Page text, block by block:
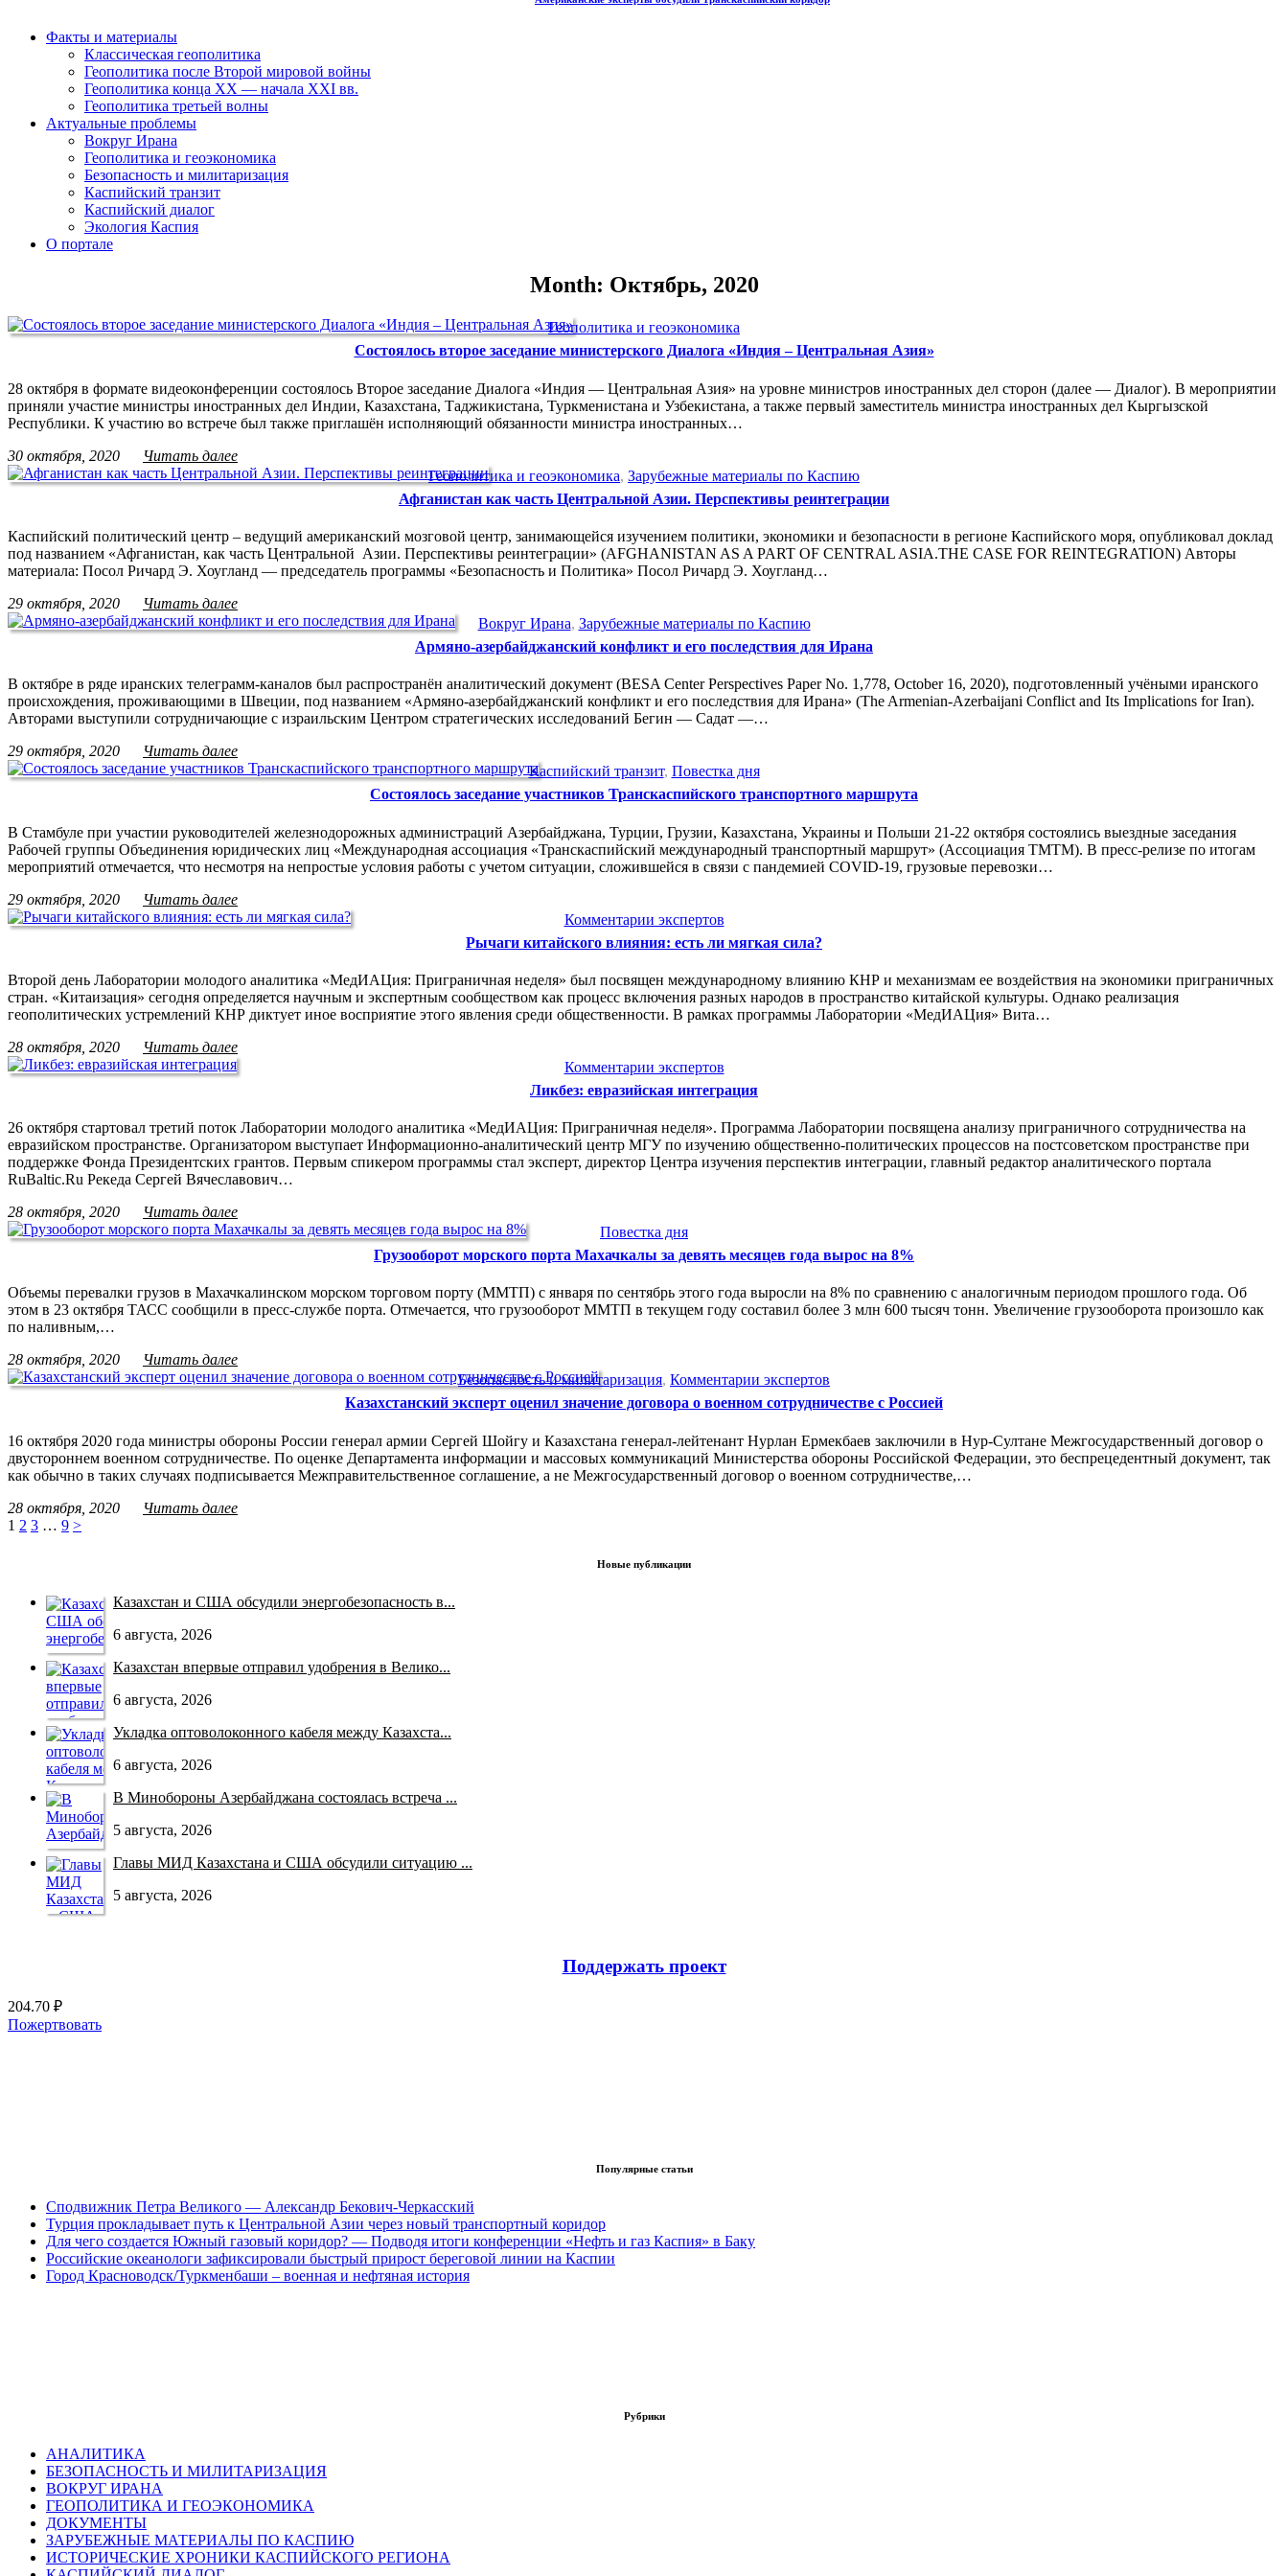
Факты и материалы
Классическая геополитика
Геополитика после Второй мировой войны
Геополитика конца XX — начала XXI вв.
Геополитика третьей волны
Актуальные проблемы
Вокруг Ирана
Геополитика и геоэкономика
Безопасность и милитаризация
Каспийский транзит
Каспийский диалог
Экология Каспия
О портале
Month: Октябрь, 2020
Геополитика и геоэкономика
Состоялось второе заседание министерского Диалога «Индия – Центральная Азия»
28 октября в формате видеоконференции состоялось Второе заседание Диалога «Индия — Центральная Азия» на уровне министров иностранных дел сторон (далее — Диалог). В мероприятии
приняли участие министры иностранных дел Индии, Казахстана, Таджикистана, Туркменистана и Узбекистана, а также первый заместитель министра иностранных дел Кыргызской
Республики. К участию во встрече был также приглашён исполняющий обязанности министра иностранных…
30 октября, 2020
Читать далее
Геополитика и геоэкономика, Зарубежные материалы по Каспию
Афганистан как часть Центральной Азии. Перспективы реинтеграции
Каспийский политический центр – ведущий американский мозговой центр, занимающейся изучением политики, экономики и безопасности в регионе Каспийского моря, опубликовал доклад
под названием «Афганистан, как часть Центральной Азии. Перспективы реинтеграции» (AFGHANISTAN AS A PART OF CENTRAL ASIA.THE CASE FOR REINTEGRATION) Авторы
материала: Посол Ричард Э. Хоугланд — председатель программы «Безопасность и Политика» Посол Ричард Э. Хоугланд…
29 октября, 2020
Читать далее
Вокруг Ирана, Зарубежные материалы по Каспию
Армяно-азербайджанский конфликт и его последствия для Ирана
В октябре в ряде иранских телеграмм-каналов был распространён аналитический документ (BESA Center Perspectives Paper No. 1,778, October 16, 2020), подготовленный учёными иранского
происхождения, проживающими в Швеции, под названием «Армяно-азербайджанский конфликт и его последствия для Ирана» (The Armenian-Azerbaijani Conflict and Its Implications for Iran).
Авторами выступили сотрудничающие с израильским Центром стратегических исследований Бегин — Садат —…
29 октября, 2020
Читать далее
Каспийский транзит, Повестка дня
Состоялось заседание участников Транскаспийского транспортного маршрута
В Стамбуле при участии руководителей железнодорожных администраций Азербайджана, Турции, Грузии, Казахстана, Украины и Польши 21-22 октября состоялись выездные заседания
Рабочей группы Объединения юридических лиц «Международная ассоциация «Транскаспийский международный транспортный маршрут» (Ассоциация ТМТМ). В пресс-релизе по итогам
мероприятий отмечается, что несмотря на непростые условия работы с учетом ситуации, сложившейся в связи с пандемией COVID-19, грузовые перевозки…
29 октября, 2020
Читать далее
Комментарии экспертов
Рычаги китайского влияния: есть ли мягкая сила?
Второй день Лаборатории молодого аналитика «МедИАЦия: Приграничная неделя» был посвящен международному влиянию КНР и механизмам ее воздействия на экономики приграничных
стран. «Китаизация» сегодня определяется научным и экспертным сообществом как процесс включения разных народов в пространство китайской культуры. Однако реализация
геополитических устремлений КНР диктует иное восприятие этого явления среди общественности. В рамках программы Лаборатории «МедИАЦия» Вита…
28 октября, 2020
Читать далее
Комментарии экспертов
Ликбез: евразийская интеграция
26 октября стартовал третий поток Лаборатории молодого аналитика «МедИАЦия: Приграничная неделя». Программа Лаборатории посвящена анализу приграничного сотрудничества на
евразийском пространстве. Организатором выступает Информационно-аналитический центр МГУ по изучению общественно-политических процессов на постсоветском пространстве при
поддержке Фонда Президентских грантов. Первым спикером программы стал эксперт, директор Центра изучения перспектив интеграции, главный редактор аналитического портала
RuBaltic.Ru Рекеда Сергей Вячеславович…
28 октября, 2020
Читать далее
Повестка дня
Грузооборот морского порта Махачкалы за девять месяцев года вырос на 8%
Объемы перевалки грузов в Махачкалинском морском торговом порту (ММТП) с января по сентябрь этого года выросли на 8% по сравнению с аналогичным периодом прошлого года. Об
этом в 23 октября ТАСС сообщили в пресс-службе порта. Отмечается, что грузооборот ММТП в текущем году составил более 3 млн 600 тысяч тонн. Увеличение грузооборота произошло как
по наливным,…
28 октября, 2020
Читать далее
Безопасность и милитаризация, Комментарии экспертов
Казахстанский эксперт оценил значение договора о военном сотрудничестве с Россией
16 октября 2020 года министры обороны России генерал армии Сергей Шойгу и Казахстана генерал-лейтенант Нурлан Ермекбаев заключили в Нур-Султане Межгосударственный договор о
двустороннем военном сотрудничестве. По оценке Департамента информации и массовых коммуникаций Министерства обороны Российской Федерации, это беспрецедентный документ, так
как обычно в таких случаях подписывается Межправительственное соглашение, а не Межгосударственный договор о военном сотрудничестве,…
28 октября, 2020
Читать далее
1 2 3 … 9 >
Новые публикации
Казахстан и США обсудили энергобезопасность в...
6 августа, 2026
Казахстан впервые отправил удобрения в Велико...
6 августа, 2026
Укладка оптоволоконного кабеля между Казахста...
6 августа, 2026
В Минобороны Азербайджана состоялась встреча ...
5 августа, 2026
Главы МИД Казахстана и США обсудили ситуацию ...
5 августа, 2026
Поддержать проект
204.70 ₽
Пожертвовать
Популярные статьи
Сподвижник Петра Великого — Александр Бекович-Черкасский
Турция прокладывает путь к Центральной Азии через новый транспортный коридор
Для чего создается Южный газовый коридор? — Подводя итоги конференции «Нефть и газ Каспия» в Баку
Российские океанологи зафиксировали быстрый прирост береговой линии на Каспии
Город Красноводск/Туркменбаши – военная и нефтяная история
Рубрики
АНАЛИТИКА
БЕЗОПАСНОСТЬ И МИЛИТАРИЗАЦИЯ
ВОКРУГ ИРАНА
ГЕОПОЛИТИКА И ГЕОЭКОНОМИКА
ДОКУМЕНТЫ
ЗАРУБЕЖНЫЕ МАТЕРИАЛЫ ПО КАСПИЮ
ИСТОРИЧЕСКИЕ ХРОНИКИ КАСПИЙСКОГО РЕГИОНА